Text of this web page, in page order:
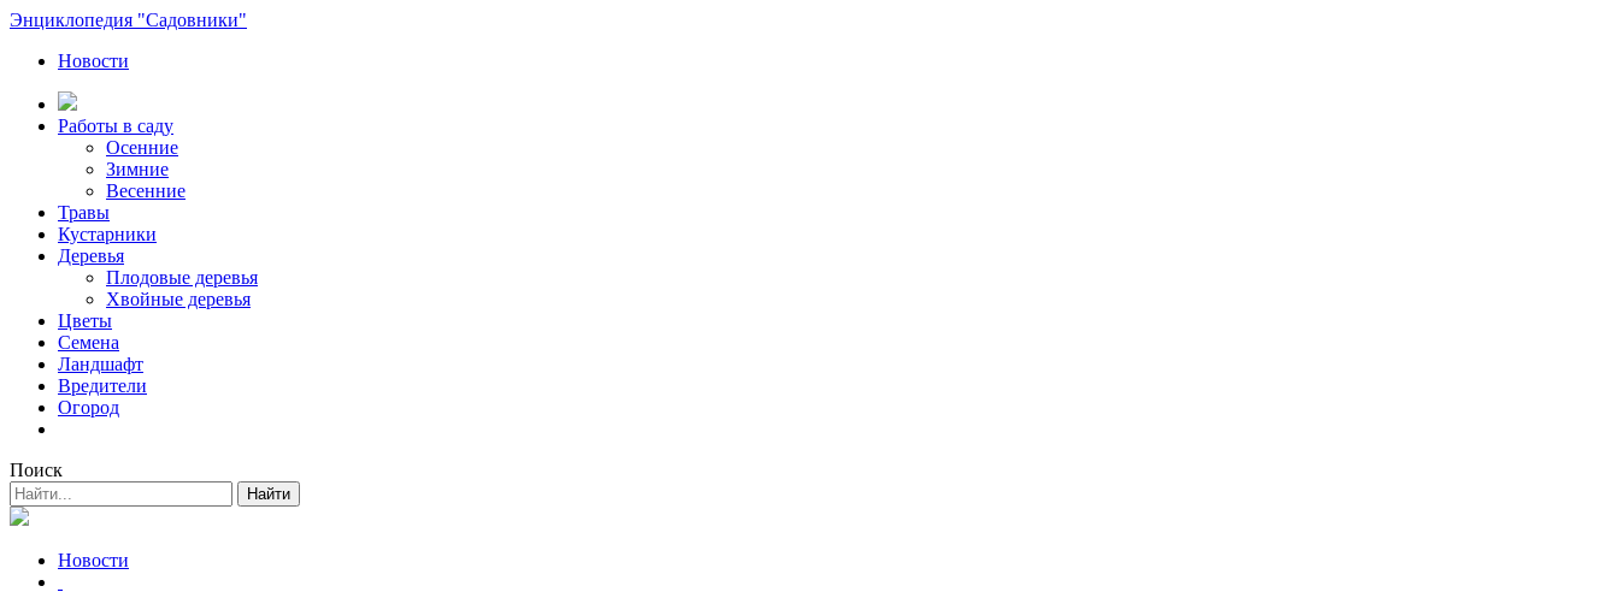
Энциклопедия "Садовники"
Новости
Работы в саду
Осенние
Зимние
Весенние
Травы
Кустарники
Деревья
Плодовые деревья
Хвойные деревья
Цветы
Семена
Ландшафт
Вредители
Огород
Поиск
Новости